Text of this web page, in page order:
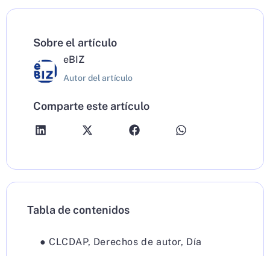
Sobre el artículo
eBIZ
Autor del artículo
Comparte este artículo
Tabla de contenidos
● CLCDAP, Derechos de autor, Día